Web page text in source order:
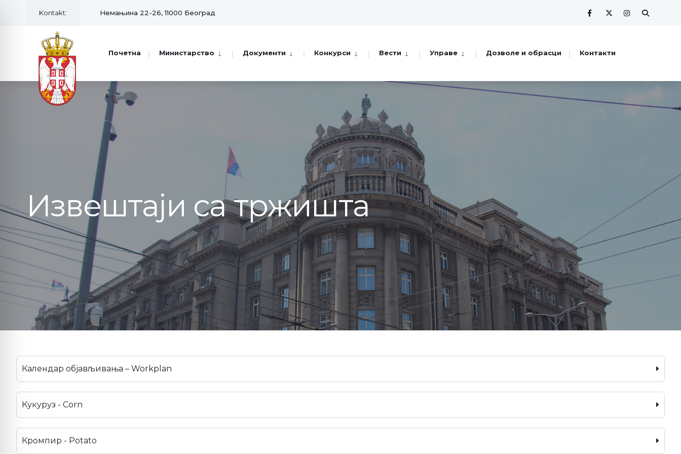
Kontakt: Немањина 22-26, 11000 Београд
Почетна Министарство Документи Конкурси Вести Управе Дозволе и обрасци Контакти
Извештаји са тржишта
Календар објављивања – Workplan
Кукуруз - Corn
Кромпир - Potato